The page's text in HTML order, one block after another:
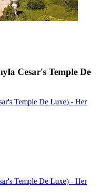
Cesar's Temple De
Temple De Luxe) - Her
Temple De Luxe) - Her